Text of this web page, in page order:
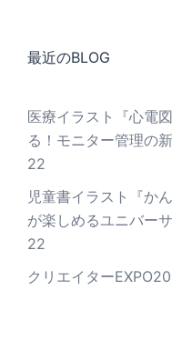
最近のBLOG
医療イラスト『心電
る！モニター管理の
22
児童書イラスト『か
が楽しめるユニバー
22
クリエイター